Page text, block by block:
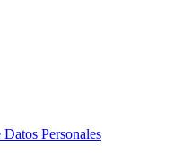
Personales